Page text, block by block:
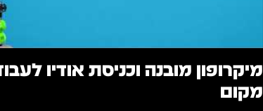
מיקרופון מובנה וכניסת אודיו
מקום